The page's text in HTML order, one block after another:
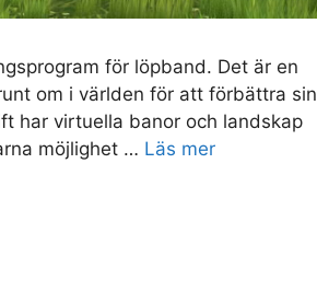
för löpband. Det är en
om i världen för att förbättra sin
har virtuella banor och landskap
möjlighet … Läs mer